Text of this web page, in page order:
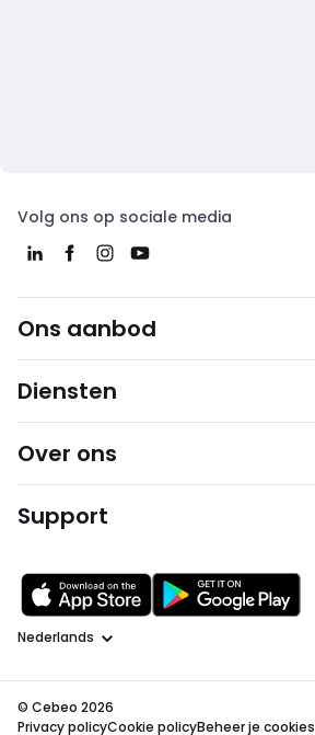
Volg ons op sociale media
Ons aanbod
Diensten
Over ons
Support
Taal
© Cebeo 2026
Privacy policyCookie policyBeheer je cookies